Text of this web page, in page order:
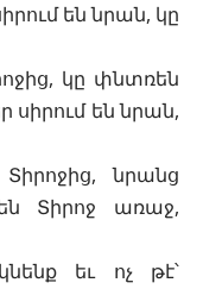
են նրան, կը
կը փնտռեն
սիրում են նրան,
նրանց
Տիրոջ առաջ,
եւ ոչ թէ՝